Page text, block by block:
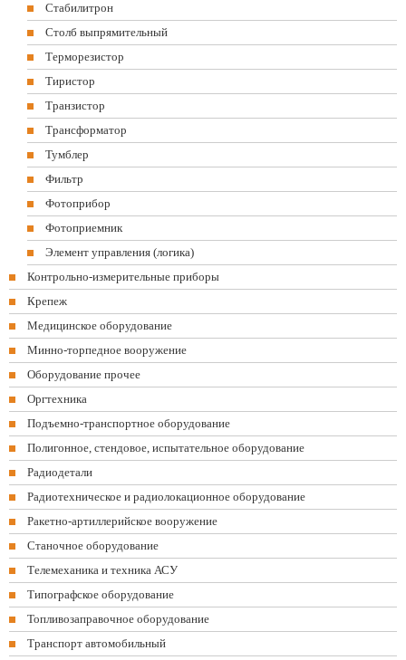
Стабилитрон
Столб выпрямительный
Терморезистор
Тиристор
Транзистор
Трансформатор
Тумблер
Фильтр
Фотоприбор
Фотоприемник
Элемент управления (логика)
Контрольно-измерительные приборы
Крепеж
Медицинское оборудование
Минно-торпедное вооружение
Оборудование прочее
Оргтехника
Подъемно-транспортное оборудование
Полигонное, стендовое, испытательное оборудование
Радиодетали
Радиотехническое и радиолокационное оборудование
Ракетно-артиллерийское вооружение
Станочное оборудование
Телемеханика и техника АСУ
Типографское оборудование
Топливозаправочное оборудование
Транспорт автомобильный